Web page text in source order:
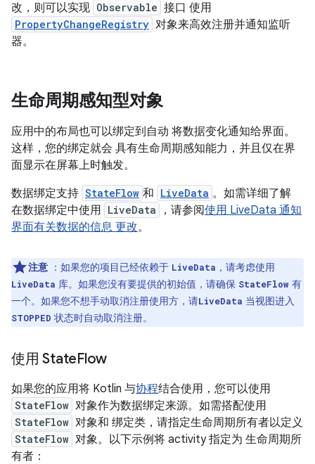
改，则可以实现 Observable 接口 使用
PropertyChangeRegistry 对象来高效注册并通知监听
器。
生命周期感知型对象
应用中的布局也可以绑定到自动 将数据变化通知给界面。
这样，您的绑定就会 具有生命周期感知能力，并且仅在界
面显示在屏幕上时触发。
数据绑定支持 StateFlow 和 LiveData 。如需详细了解
在数据绑定中使用 LiveData ，请参阅使用 LiveData 通知
界面有关数据的信息 更改。
注意 ：如果您的项目已经依赖于 LiveData ，请考虑使用
LiveData 库。如果您没有要提供的初始值，请确保 StateFlow 有
一个。如果您不想手动取消注册使用方，请LiveData 当视图进入
STOPPED 状态时自动取消注册。
使用 StateFlow
如果您的应用将 Kotlin 与协程结合使用，您可以使用
StateFlow 对象作为数据绑定来源。如需搭配使用
StateFlow 对象和 绑定类，请指定生命周期所有者以定义
StateFlow 对象。以下示例将 activity 指定为 生命周期所
有者：